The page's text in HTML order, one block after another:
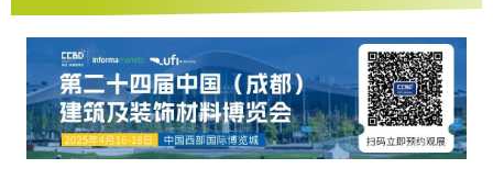
观众服务
特色展区
同期活动